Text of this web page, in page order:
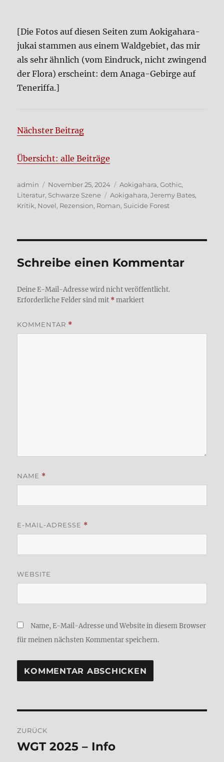
[Die Fotos auf die­sen Sei­ten zum Aoki­ga­ha­ra-
jukai stam­men aus einem Wald­ge­biet, das mir
als sehr ähn­lich (vom Ein­druck, nicht zwin­gend
der Flo­ra) erscheint: dem Ana­ga-Gebir­ge auf
Tene­rif­fa.]
Näch­ster Bei­trag
Über­sicht: alle Bei­trä­ge
Autor
admin
Veröffentlicht
am
November 25, 2024 Kategorien
Aokigahara,Gothic,
Literatur, Schwarze Szene Schlagwörter
Aokigahara,Jeremy Bates,
Kritik, Novel, Rezension, Roman, Suicide Forest
Schreibe einen Kommentar
Deine E-Mail-Adresse wird nicht veröffentlicht.
Erforderliche Felder sind mit *markiert
KOMMENTAR *
NAME *
E-MAIL-ADRESSE *
WEBSITE
Name, E-Mail-Adresse und Website in diesem Browser
für meinen nächsten Kommentar speichern.
ZURÜCK
Vorheriger
WGT 2025 – Info